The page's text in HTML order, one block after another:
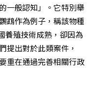
一般認知」。它特別舉
鵡作為例子，稱該物種
養殖技術成熟，卻因為
提出對於此類案件，
重在通過完善相關行政